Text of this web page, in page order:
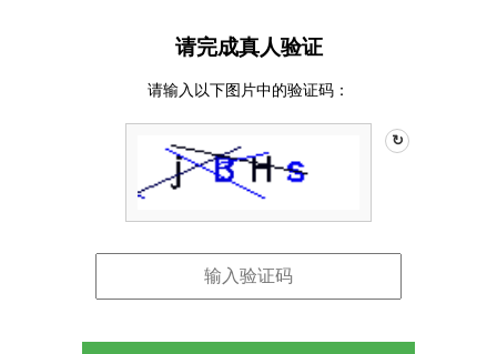
请完成真人验证
请输入以下图片中的验证码：
↻